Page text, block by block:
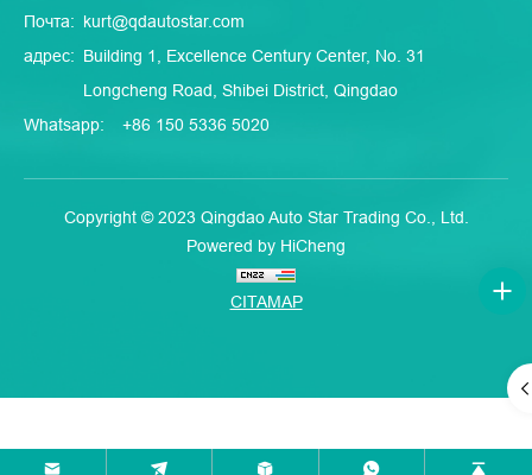
Почта: kurt@qdautostar.com
адрес: Building 1, Excellence Century Center, No. 31
Longcheng Road, Shibei District, Qingdao
Whatsapp:
+86 150 5336 5020
Copyright © 2023 Qingdao Auto Star Trading Co., Ltd.
Powered by HiCheng
CITAMAP